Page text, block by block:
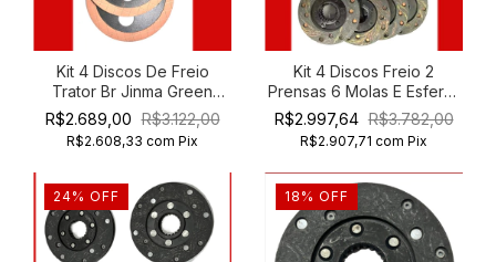
Kit 4 Discos De Freio
Trator Br Jinma Green
Horse 454
R$2.689,00 R$3.122,00
R$2.608,33 com Pix
Kit 4 Discos Freio 2
Prensas 6 Molas E Esferas
Jinma Green Horse 254
R$2.997,64 R$3.782,00
R$2.907,71 com Pix
24% OFF 18 % OFF